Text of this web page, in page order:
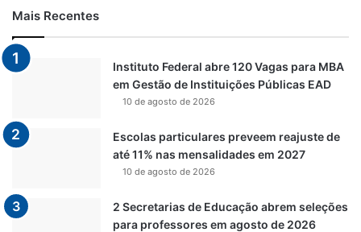
Mais Recentes
Instituto Federal abre 120 Vagas para MBA
em Gestão de Instituições Públicas EAD
10 de agosto de 2026
Escolas particulares preveem reajuste de
até 11% nas mensalidades em 2027
10 de agosto de 2026
2 Secretarias de Educação abrem seleções
para professores em agosto de 2026